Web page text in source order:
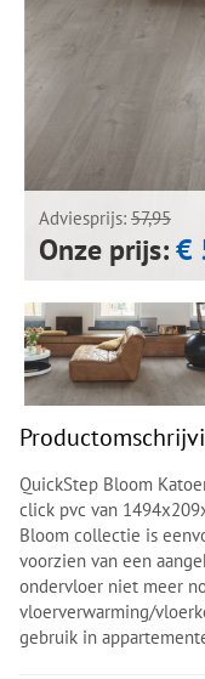
Adviesprijs: 57,95
Onze prijs:€
QuickStep Bloom
click pvc van
Bloom collectie is
voorzien van een
ondervloer niet meer
vloerverwarming/
gebruik in